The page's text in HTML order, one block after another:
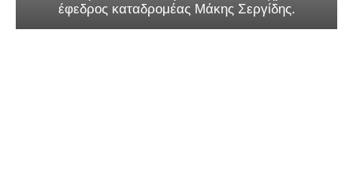
έφεδρος καταδρομέας Μάκης Σεργίδης.